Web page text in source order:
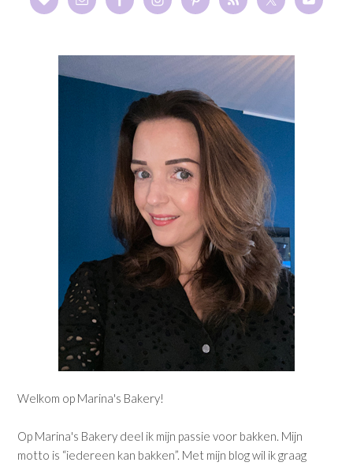
Welkom op Marina's Bakery!
Op Marina's Bakery deel ik mijn passie voor bakken. Mijn
motto is “iedereen kan bakken”. Met mijn blog wil ik graag